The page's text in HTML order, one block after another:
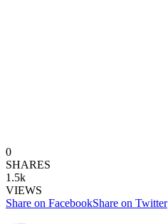
0
SHARES
1.5k
VIEWS
Share on FacebookShare on Twitter